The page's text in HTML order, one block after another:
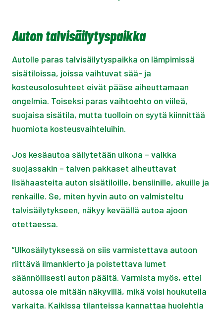
Auton talvisäilytyspaikka
Autolle paras talvisäilytyspaikka on lämpimissä
sisätiloissa, joissa vaihtuvat sää- ja
kosteusolosuhteet eivät pääse aiheuttamaan
ongelmia. Toiseksi paras vaihtoehto on viileä,
suojaisa sisätila, mutta tuolloin on syytä kiinnittää
huomiota kosteusvaihteluihin.
Jos kesäautoa säilytetään ulkona – vaikka
suojassakin – talven pakkaset aiheuttavat
lisähaasteita auton sisätiloille, bensiinille, akuille ja
renkaille. Se, miten hyvin auto on valmisteltu
talvisäilytykseen, näkyy keväällä autoa ajoon
otettaessa.
”Ulkosäilytyksessä on siis varmistettava autoon
riittävä ilmankierto ja poistettava lumet
säännöllisesti auton päältä. Varmista myös, ettei
autossa ole mitään näkyvillä, mikä voisi houkutella
varkaita. Kaikissa tilanteissa kannattaa huolehtia